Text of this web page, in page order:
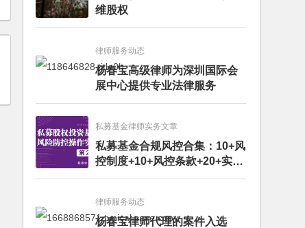
维股权
律师服务动态
杨春宝高级律师为深圳国际会
展中心提供专业法律服务
私募基金律师实务文章
私募基金合规风控合集：10+风
控制度+10+风控条款+20+实务
文章+每月动态
律师服务动态
杨春宝律师代理的案件入选